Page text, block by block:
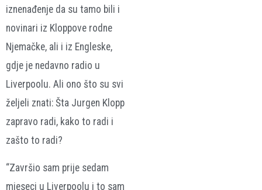
iznenađenje da su tamo bili i
novinari iz Kloppove rodne
Njemačke, ali i iz Engleske,
gdje je nedavno radio u
Liverpoolu. Ali ono što su svi
željeli znati: Šta Jurgen Klopp
zapravo radi, kako to radi i
zašto to radi?
“Završio sam prije sedam
mjeseci u Liverpoolu i to sam